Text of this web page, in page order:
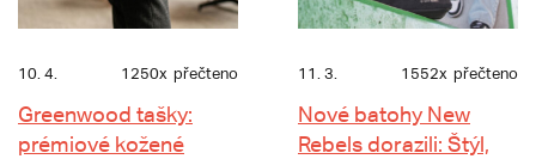
10. 4. 1250x přečteno
Greenwood tašky:
prémiové kožené
11. 3. 1552x přečteno
Nové batohy New
Rebels dorazili: Štýl,